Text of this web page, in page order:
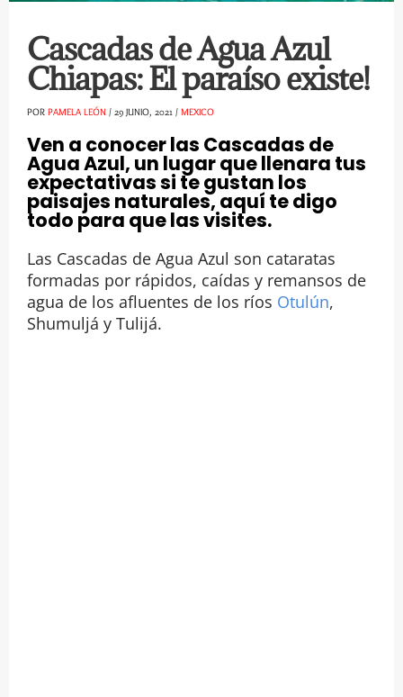
Cascadas de Agua Azul
Chiapas: El paraíso existe!
POR PAMELA LEÓN / 29 JUNIO, 2021 / MEXICO
Ven a conocer las Cascadas de
Agua Azul, un lugar que llenara tus
expectativas si te gustan los
paisajes naturales, aquí te digo
todo para que las visites.
Las Cascadas de Agua Azul son cataratas
formadas por rápidos, caídas y remansos de
agua de los afluentes de los ríos Otulún,
Shumuljá y Tulijá.